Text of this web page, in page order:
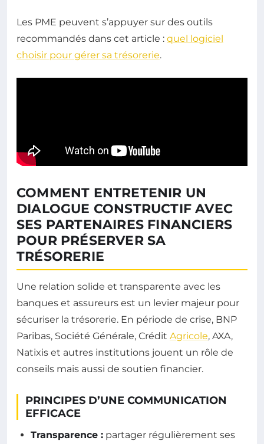
Les PME peuvent s’appuyer sur des outils
recommandés dans cet article : quel logiciel
choisir pour gérer sa trésorerie.
COMMENT ENTRETENIR UN
DIALOGUE CONSTRUCTIF AVEC
SES PARTENAIRES FINANCIERS
POUR PRÉSERVER SA
TRÉSORERIE
Une relation solide et transparente avec les
banques et assureurs est un levier majeur pour
sécuriser la trésorerie. En période de crise, BNP
Paribas, Société Générale, Crédit Agricole, AXA,
Natixis et autres institutions jouent un rôle de
conseils mais aussi de soutien financier.
PRINCIPES D’UNE COMMUNICATION
EFFICACE
Transparence : partager régulièrement ses